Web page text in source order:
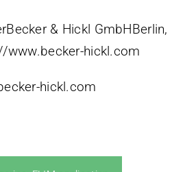
& Hickl GmbHBerlin,
www.becker-hickl.com
hickl.com